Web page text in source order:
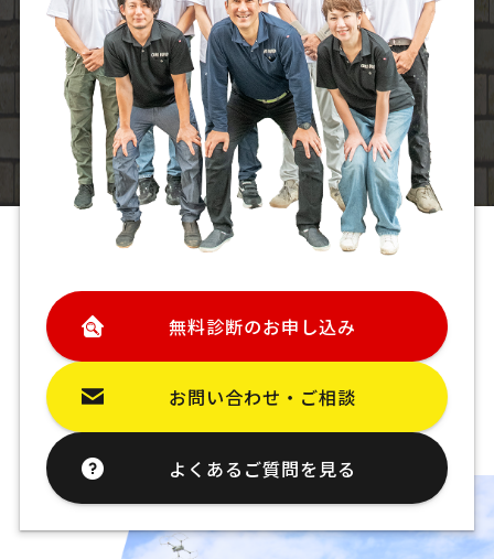
無料診断のお申し込み
お問い合わせ・ご相談
よくあるご質問を見る